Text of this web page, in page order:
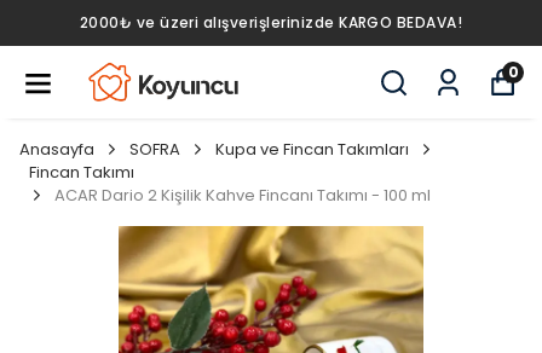
2000₺ ve üzeri alışverişlerinizde KARGO BEDAVA!
0
Anasayfa SOFRA
Kupa ve Fincan Takımları
Fincan Takımı
ACAR Dario 2 Kişilik Kahve Fincanı Takımı - 100 ml